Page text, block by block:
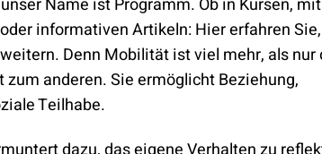
zu Fuss
mit dem Velo
mit dem Auto
Newsletter
Schutzbrief
Reisen
Rechtsschutz
mehr
sichere
Schulwege
Vernehmlassungen
Ratgeber
Partnerschaften
Newsletter
reservieren
Name ist Programm. Ob in Kursen,
informativen Artikeln: Hier erfahren
Denn Mobilität ist viel mehr, als nur
zum anderen. Sie ermöglicht Beziehung,
Teilhabe.